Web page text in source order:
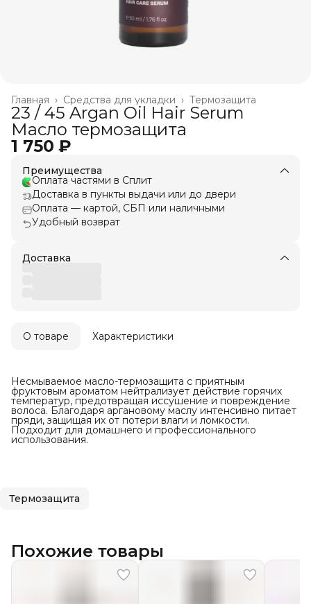
Термозащита
Средства для укладки ›
Главная ›
23 / 45 Argan Oil Hair Serum
Масло термозащита
1 750 ₽
Преимущества
Оплата частями в Сплит
Доставка в пункты выдачи или до двери
Оплата — картой, СБП или наличными
Удобный возврат
Доставка
О товаре Характеристики
Несмываемое масло-термозащита с приятным
фруктовым ароматом нейтрализует действие горячих
температур, предотвращая иссушение и повреждение
волоса. Благодаря аргановому маслу интенсивно питает
пряди, защищая их от потери влаги и ломкости.
Подходит для домашнего и профессионального
использования.
Термозащита
Похожие товары